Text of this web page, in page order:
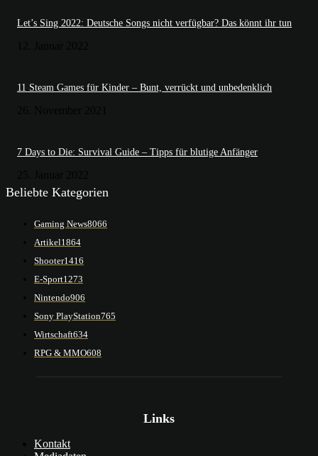
Let’s Sing 2022: Deutsche Songs nicht verfügbar? Das könnt ihr tun
11 Steam Games für Kinder – Bunt, verrückt und unbedenklich
7 Days to Die: Survival Guide – Tipps für blutige Anfänger
Beliebte Kategorien
Gaming News8066
Artikel1864
Shooter1416
E-Sport1273
Nintendo906
Sony PlayStation765
Wirtschaft634
RPG & MMO608
Links
Kontakt